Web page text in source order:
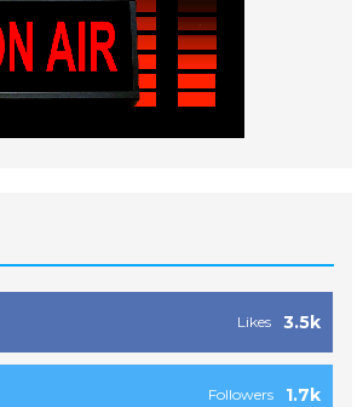
3.5k
Likes
1.7k
Followers